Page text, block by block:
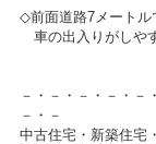
◇前面道路7メートル
車の出入りがしや
－・－・－・－・－
－・－
中古住宅・新築住宅